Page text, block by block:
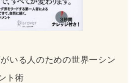
いる人のための世界一シン
ト術